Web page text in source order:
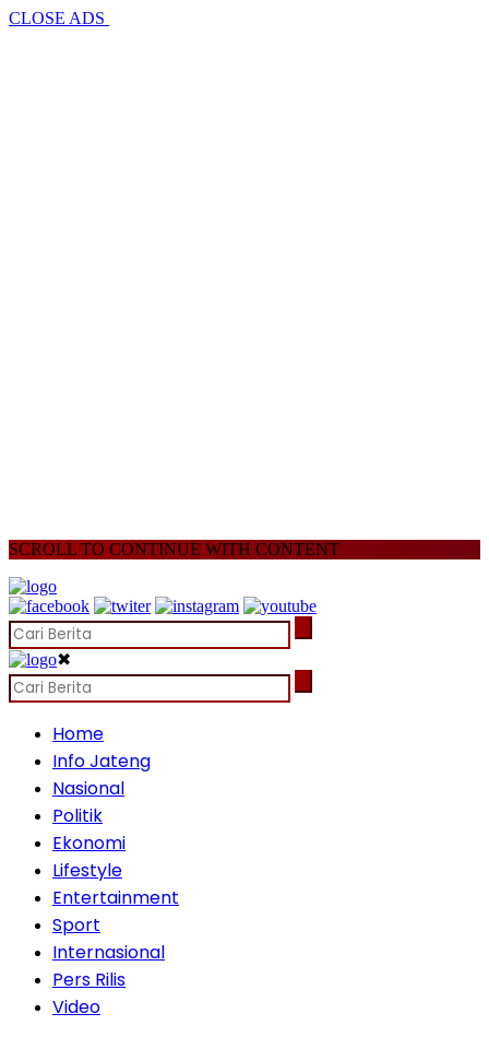
CLOSE ADS
SCROLL TO CONTINUE WITH CONTENT
✖
Home
Info Jateng
Nasional
Politik
Ekonomi
Lifestyle
Entertainment
Sport
Internasional
Pers Rilis
Video